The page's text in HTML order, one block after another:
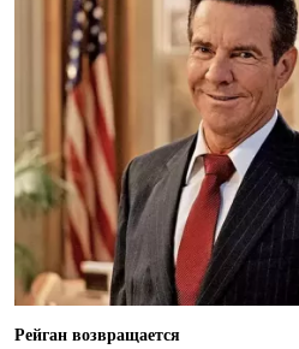
Рейган возвращается